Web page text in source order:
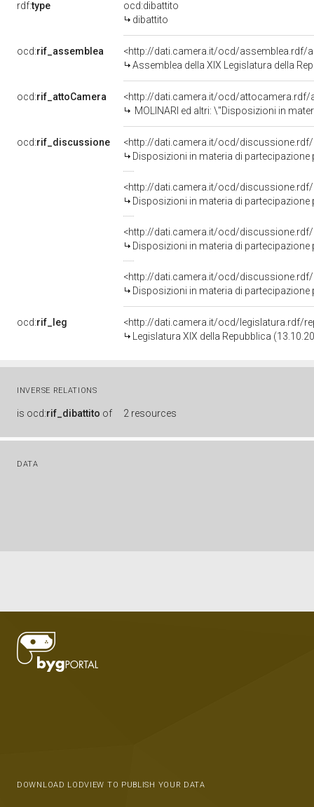
rdf:type
ocd:dibattito
dibattito
ocd:rif_assemblea
<http://dati.camera.it/ocd/assemblea.rdf/
Assemblea della XIX Legislatura della
ocd:rif_attoCamera
<http://dati.camera.it/ocd/attocamera.rdf/
MOLINARI ed altri: \"Disposizioni in materia di partecipazione popolare alla titolarit&agrave; di
ocd:rif_discussione
<http://dati.camera.it/ocd/discussione.rdf/
Disposizioni in materia di partecipazione popolare alla titolarità di
<http://dati.camera.it/ocd/discussione.rdf/
Disposizioni in materia di partecipazione
<http://dati.camera.it/ocd/discussione.rdf/
Disposizioni in materia di partecipazione popolare alla titolarità di
<http://dati.camera.it/ocd/discussione.rdf/
Disposizioni in materia di partecipazione popolare alla titolarità di
ocd:rif_leg
<http://dati.camera.it/ocd/legislatura.rdf/
Legislatura XIX della Repubblica
INVERSE RELATIONS
is ocd:rif_dibattito of 2 resources
DATA
DOWNLOAD LODVIEW TO PUBLISH YOUR DATA